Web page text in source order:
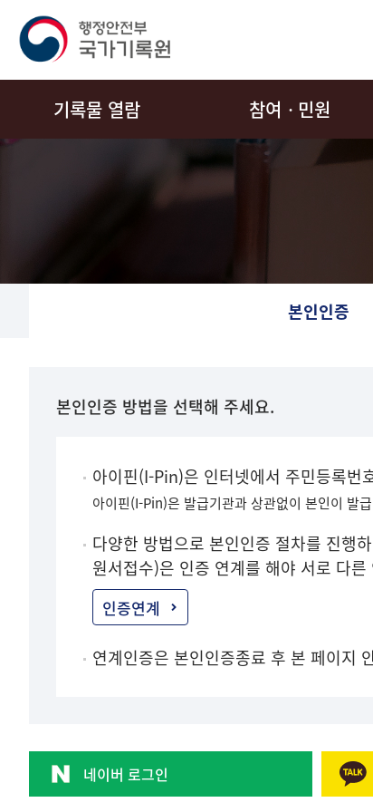
기록물 열람 참여ㆍ민원
본인인증
본인인증 방법을 선택해 주세요.
아이핀(I-Pin)은 인터넷에서 주민등록번
아이핀(I-Pin)은 발급기관과 상관없이 본인이 발
다양한 방법으로 본인인증 절차를 진행
원서접수)은 인증 연계를 해야 서로 다
인증연계
연계인증은 본인인증종료 후 본 페이지
네이버 로그인